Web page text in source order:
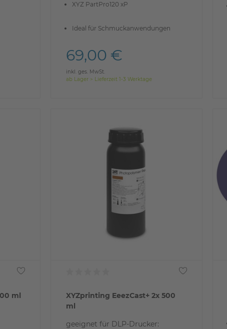
XYZ PartPro120 xP
Ideal für Schmuckanwendungen
69,00 €
inkl. ges. MwSt.
ab Lager > Lieferzeit 1-3 Werktage
ml
XYZprinting EeezCast+ 2x 500
ml
geeignet für DLP-Drucker: